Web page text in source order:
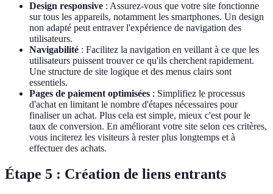
Design responsive : Assurez-vous que votre site fonctionne
sur tous les appareils, notamment les smartphones. Un design
non adapté peut entraver l'expérience de navigation des
utilisateurs.
Navigabilité : Facilitez la navigation en veillant à ce que les
utilisateurs puissent trouver ce qu'ils cherchent rapidement.
Une structure de site logique et des menus clairs sont
essentiels.
Pages de paiement optimisées : Simplifiez le processus
d'achat en limitant le nombre d'étapes nécessaires pour
finaliser un achat. Plus cela est simple, mieux c'est pour le
taux de conversion. En améliorant votre site selon ces critères,
vous inciterez les visiteurs à rester plus longtemps et à
effectuer des achats.
Étape 5 : Création de liens entrants